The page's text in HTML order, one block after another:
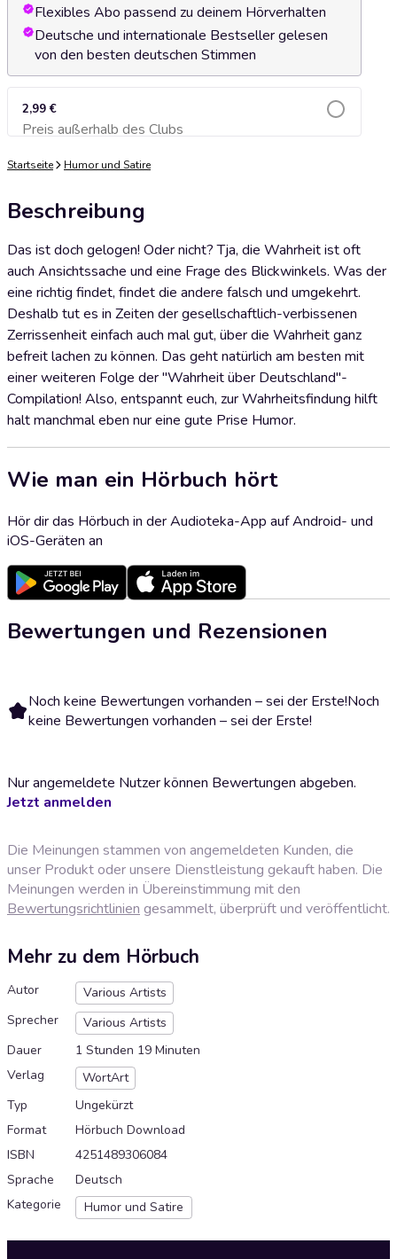
Flexibles Abo passend zu deinem Hörverhalten
Deutsche und internationale Bestseller gelesen
von den besten deutschen Stimmen
2,99 €
Preis außerhalb des ClubsZum Warenkorb hinzufügen
Startseite Humor und Satire
Beschreibung
Das ist doch gelogen! Oder nicht? Tja, die Wahrheit ist oft
auch Ansichtssache und eine Frage des Blickwinkels. Was der
eine richtig findet, findet die andere falsch und umgekehrt.
Deshalb tut es in Zeiten der gesellschaftlich-verbissenen
Zerrissenheit einfach auch mal gut, über die Wahrheit ganz
befreit lachen zu können. Das geht natürlich am besten mit
einer weiteren Folge der "Wahrheit über Deutschland"-
Compilation! Also, entspannt euch, zur Wahrheitsfindung hilft
halt manchmal eben nur eine gute Prise Humor.
Wie man ein Hörbuch hört
Hör dir das Hörbuch in der Audioteka-App auf Android- und
iOS-Geräten an
Bewertungen und Rezensionen
Noch keine Bewertungen vorhanden – sei der Erste!Noch
keine Bewertungen vorhanden – sei der Erste!
Nur angemeldete Nutzer können Bewertungen abgeben.
Jetzt anmelden
Die Meinungen stammen von angemeldeten Kunden, die
unser Produkt oder unsere Dienstleistung gekauft haben. Die
Meinungen werden in Übereinstimmung mit den
Bewertungsrichtlinien gesammelt, überprüft und veröffentlicht.
Mehr zu dem Hörbuch
Autor
Various Artists
Sprecher
Various Artists
Dauer
1 Stunden 19 Minuten
Verlag
WortArt
Typ
Ungekürzt
Format
Hörbuch Download
ISBN
4251489306084
Sprache
Deutsch
Kategorie
Humor und Satire